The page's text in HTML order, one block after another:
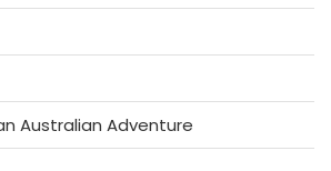
Australian Adventure